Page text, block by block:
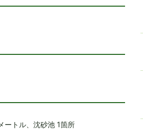
トル、沈砂池 1箇所